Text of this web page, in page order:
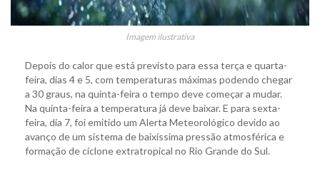
Imagem ilustrativa
Depois do calor que está previsto para essa terça e quarta-
feira, dias 4 e 5, com temperaturas máximas podendo chegar
a 30 graus, na quinta-feira o tempo deve começar a mudar.
Na quinta-feira a temperatura já deve baixar. E para sexta-
feira, dia 7, foi emitido um Alerta Meteorológico devido ao
avanço de um sistema de baixíssima pressão atmosférica e
formação de ciclone extratropical no Rio Grande do Sul.